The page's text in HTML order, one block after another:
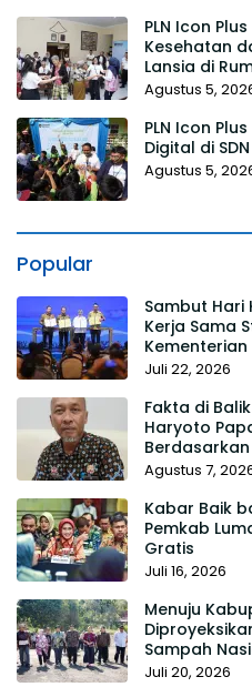
PLN Icon
Kesehatan
Lansia di
Agustus 5,
PLN Icon
Digital di
Agustus 5,
Popular
Sambut Hari
Kerja Sama
Juli 22, 2026
Fakta di
Haryoto
Berdasarkan
Agustus 7,
Kabar Baik
Pemkab
Gratis
Juli 16, 2026
Menuju
Sampah
Juli 20, 2026